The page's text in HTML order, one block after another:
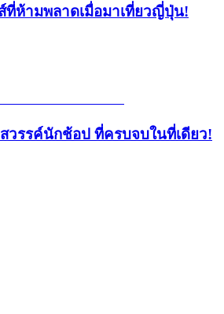
ที่ห้ามพลาดเมื่อมาเที่ยวญี่ปุ่น!
วรรค์นักช้อป ที่ครบจบในที่เดียว!